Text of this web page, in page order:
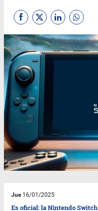
Jue16/01/2025
Es oficial: la Nintendo Switch